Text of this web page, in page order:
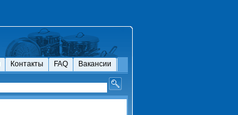
Контакты FAQ Вакансии